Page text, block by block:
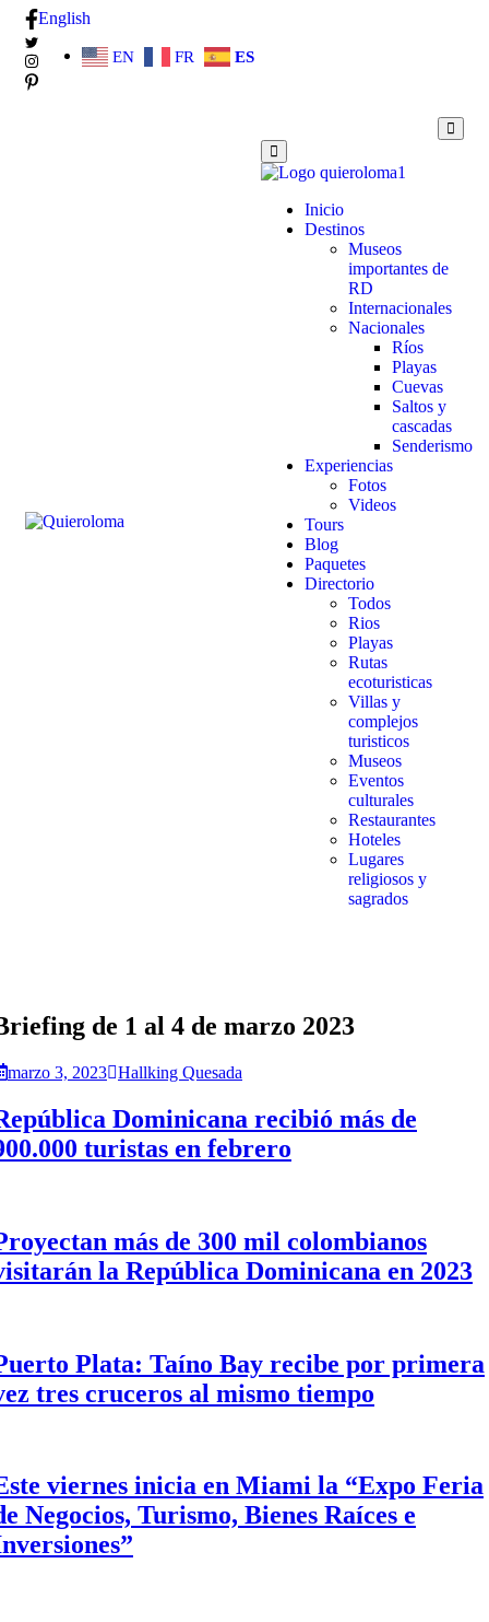
English
EN FR ES
Inicio
Destinos
Museos
importantes de
RD
Internacionales
Nacionales
Ríos
Playas
Cuevas
Saltos y
cascadas
Senderismo
Experiencias
Fotos
Videos
Tours
Blog
Paquetes
Directorio
Todos
Rios
Playas
Rutas
ecoturisticas
Villas y
complejos
turisticos
Museos
Eventos
culturales
Restaurantes
Hoteles
Lugares
religiosos y
sagrados
de 1 al 4 de marzo 2023
marzo 3, 2023 Hallking Quesada
Dominicana recibió más de
turistas en febrero
más de 300 mil colombianos
la República Dominicana en 2023
Plata: Taíno Bay recibe por primera
tres cruceros al mismo tiempo
viernes inicia en Miami la “Expo Feria
Negocios, Turismo, Bienes Raíces e